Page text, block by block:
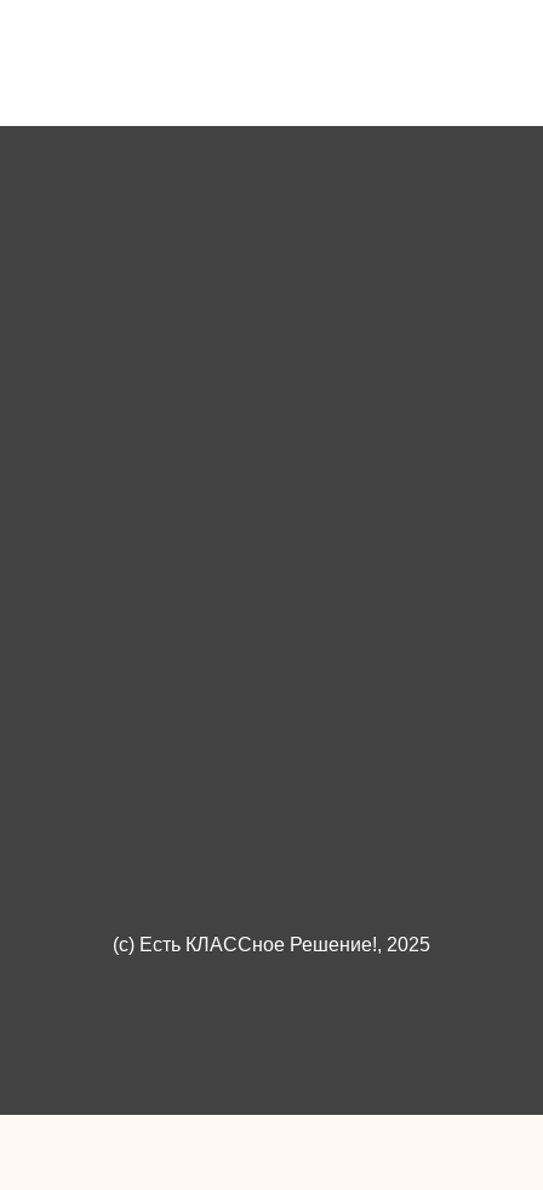
(c) Есть КЛАССное Решение!, 2025